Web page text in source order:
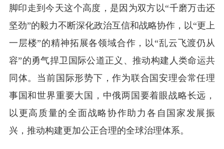
脚印走到今天这个高度，是因为双方以“千磨万击还
坚劲”的毅力不断深化政治互信和战略协作，以“更上
一层楼”的精神拓展各领域合作，以“乱云飞渡仍从
容”的勇气捍卫国际公道正义、推动构建人类命运共
同体。当前国际形势下，作为联合国安理会常任理
事国和世界重要大国，中俄两国要着眼战略长远，
以更高质量的全面战略协作助力各自国家发展振
兴，推动构建更加公正合理的全球治理体系。